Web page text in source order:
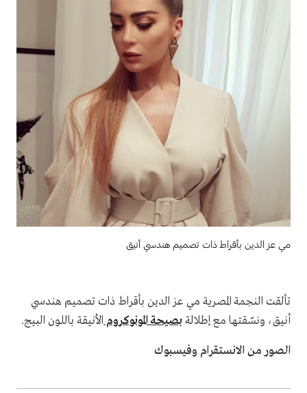
مي عز الدين بأقراط ذات تصميم هندسي أنيق
تألقت النجمة المصرية مي عز الدين بأقراط ذات تصميم هندسي
أنيق، ونسّقتها مع إطلالةبصيحة المونوكروم الأنيقة باللون البيج.
الصور من الانستقرام وفيسبوك